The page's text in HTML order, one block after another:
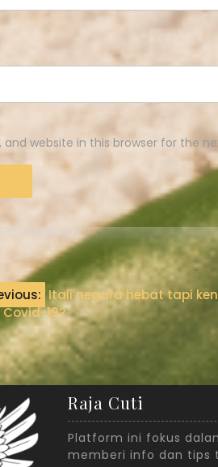
and website in this browser for the
Itali negara hebat tapi
19?
Raja Cuti
Platform ini fokus
memberi info dan tips